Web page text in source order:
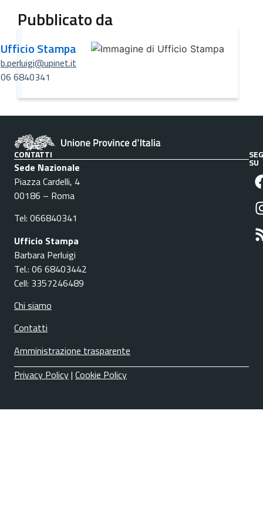
Pubblicato da
Ufficio Stampa
b.perluigi@upinet.it
06 6840341
CONTATTI
Sede Nazionale
Piazza Cardelli, 4
00186 – Roma
Tel: 066840341
Ufficio Stampa
Barbara Perluigi
Tel.: 06 68403442
Cell: 3357246489
Chi siamo
Contatti
Amministrazione trasparente
SU
Privacy Policy| Cookie Policy